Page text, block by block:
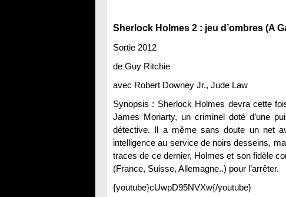
Sherlock Holmes 2 : jeu d’ombres (A
Sortie 2012
de Guy Ritchie
avec Robert Downey Jr., Jude Law
Synopsis : Sherlock Holmes devra cette
James Moriarty, un criminel doté d’une
détective. Il a même sans doute un net
intelligence au service de noirs desseins,
traces de ce dernier, Holmes et son fidèle
(France, Suisse, Allemagne..) pour l’arrêter.
{youtube}cUwpD95NVXw{/youtube}